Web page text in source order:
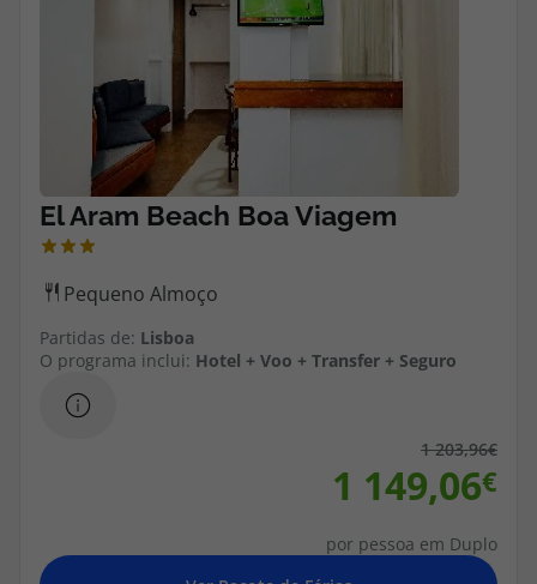
Apoio ao cliente em Portugal
218 925 471
Custo de uma chamada para a rede fixa nacional.
Apoio ao cliente no Estrangeiro
218 925 471
Custo de uma chamada para a rede fixa nacional.
A sua agência de viagens Top Atlântico tem a preocupação de estar
sempre mais perto de si, para maior comodidade e total facilidade
center a funcionar todos os dias úteis das 10:00 às 20:00 e Sábado
das 10:00 às 14:00.
Partidas de: Lisboa
O programa inclui: Hotel + Voo + Transfer + Seguro
1 203,96
1 149,06
por pessoa em Duplo